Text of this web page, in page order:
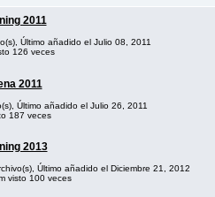
2011
Último añadido el Julio 08, 2011
126 veces
2011
Último añadido el Julio 26, 2011
187 veces
2013
Último añadido el Diciembre 21, 2012
visto 100 veces